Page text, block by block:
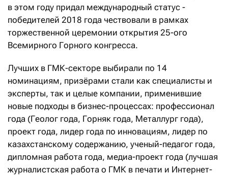
в этом году придал международный статус -
победителей 2018 года чествовали в рамках
торжественной церемонии открытия 25-ого
Всемирного Горного конгресса.
Лучших в ГМК-секторе выбирали по 14
номинациям, призёрами стали как специалисты и
эксперты, так и целые компании, применившие
новые подходы в бизнес-процессах: профессионал
года (Геолог года, Горняк года, Металлург года),
проект года, лидер года по инновациям, лидер по
казахстанскому содержанию, ученый-педагог года,
дипломная работа года, медиа-проект года (лучшая
журналистская работа о ГМК в печати и Интернет-